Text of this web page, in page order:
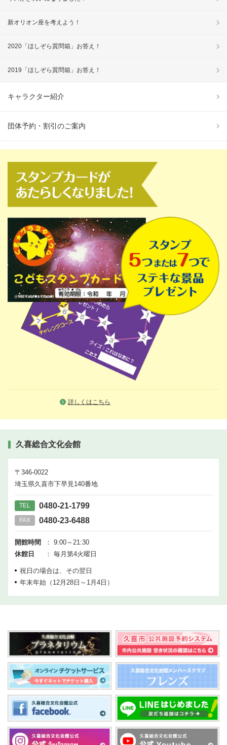
新オリオン座を考えよう！
2020「ほしぞら質問箱」お答え！
2019「ほしぞら質問箱」お答え！
キャラクター紹介
団体予約・割引のご案内
詳しくはこちら
久喜総合文化会館
〒346-0022
埼玉県久喜市下早見140番地
TEL 0480-21-1799
FAX 0480-23-6488
開館時間
： 9:00～21:30
休館日
： 毎月第4火曜日
祝日の場合は、その翌日
年末年始（12月28日～1月4日）